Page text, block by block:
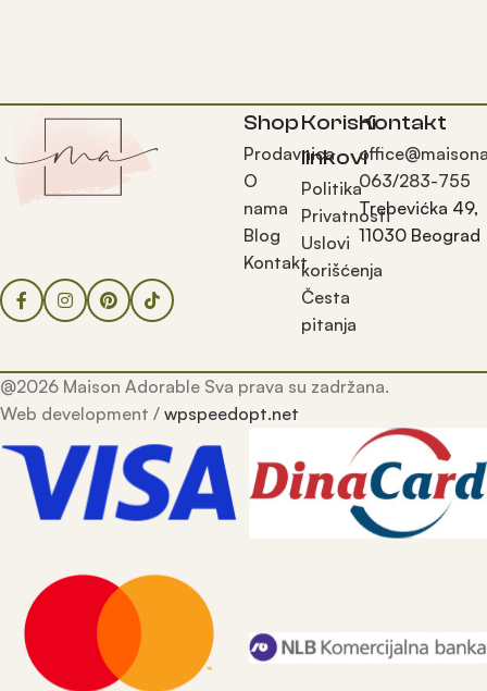
Shop
Prodavnica
O
nama
Blog
Kontakt
Korisni
linkovi
Politika
Privatnosti
Uslovi
korišćenja
Česta
pitanja
Kontakt
063/283-755
Trebevićka 49,
11030 Beograd
@2026 Maison Adorable Sva prava su zadržana.
Web development / wpspeedopt.net